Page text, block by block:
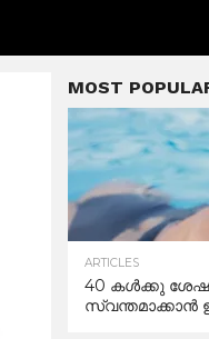
MOST
ARTICLES
40 കൾക്കു
സ്വന്തമാക്കാൻ